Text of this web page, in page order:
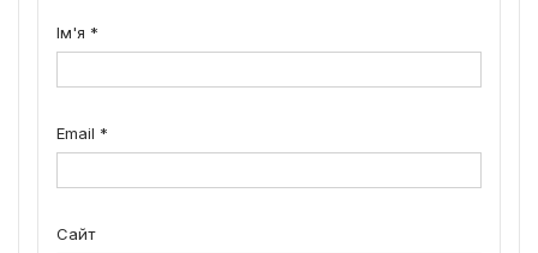
Ім'я *
Email *
Сайт